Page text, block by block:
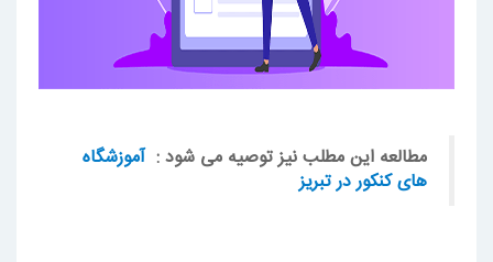
مطالعه این مطلب نیز توصیه می شود :آموزشگاه
های کنکور در تبریز